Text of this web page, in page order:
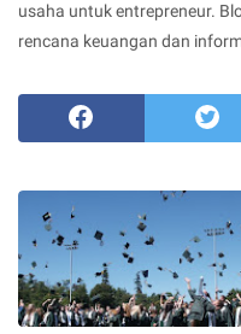
usaha untuk entrepreneur.
rencana keuangan dan